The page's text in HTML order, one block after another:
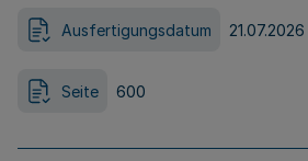
Ausfertigungsdatum 21.07.2026
Seite 600